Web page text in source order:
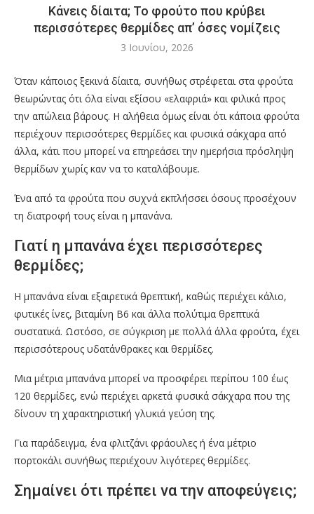
Κάνεις δίαιτα; Το φρούτο που κρύβει
περισσότερες θερμίδες απ’ όσες νομίζεις
3 Ιουνίου, 2026
Όταν κάποιος ξεκινά δίαιτα, συνήθως στρέφεται στα φρούτα
θεωρώντας ότι όλα είναι εξίσου «ελαφριά» και φιλικά προς
την απώλεια βάρους. Η αλήθεια όμως είναι ότι κάποια φρούτα
περιέχουν περισσότερες θερμίδες και φυσικά σάκχαρα από
άλλα, κάτι που μπορεί να επηρεάσει την ημερήσια πρόσληψη
θερμίδων χωρίς καν να το καταλάβουμε.
Ένα από τα φρούτα που συχνά εκπλήσσει όσους προσέχουν
τη διατροφή τους είναι η μπανάνα.
Γιατί η μπανάνα έχει περισσότερες
θερμίδες;
Η μπανάνα είναι εξαιρετικά θρεπτική, καθώς περιέχει κάλιο,
φυτικές ίνες, βιταμίνη Β6 και άλλα πολύτιμα θρεπτικά
συστατικά. Ωστόσο, σε σύγκριση με πολλά άλλα φρούτα, έχει
περισσότερους υδατάνθρακες και θερμίδες.
Μια μέτρια μπανάνα μπορεί να προσφέρει περίπου 100 έως
120 θερμίδες, ενώ περιέχει αρκετά φυσικά σάκχαρα που της
δίνουν τη χαρακτηριστική γλυκιά γεύση της.
Για παράδειγμα, ένα φλιτζάνι φράουλες ή ένα μέτριο
πορτοκάλι συνήθως περιέχουν λιγότερες θερμίδες.
Σημαίνει ότι πρέπει να την αποφεύγεις;